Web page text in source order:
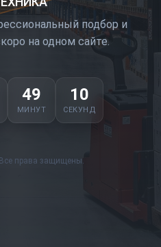
подбор и
на одном сайте.
49
МИНУТ
10
СЕКУНД
права защищены.